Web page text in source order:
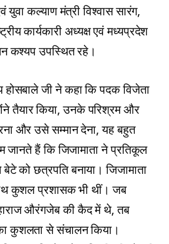
कल्याण मंत्री विश्वास सारंग,
कार्यकारी अध्यक्ष एवं मध्यप्रदेश
कश्यप उपस्थित रहे।
होसबाले जी ने कहा कि पदक विजेता
तैयार किया, उनके परिश्रम और
और उसे सम्मान देना, यह बहुत
जानते हैं कि जिजामाता ने प्रतिकूल
को छत्रपति बनाया। जिजामाता
कुशल प्रशासक भी थीं। जब
औरंगजेब की कैद में थे, तब
कुशलता से संचालन किया।